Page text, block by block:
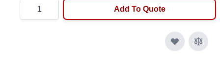
Add To Quote